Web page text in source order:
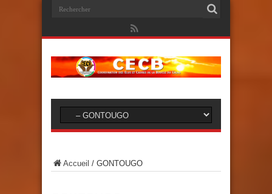
Accueil / GONTOUGO